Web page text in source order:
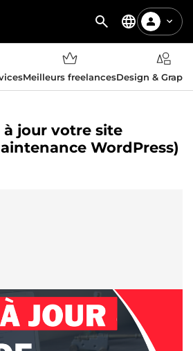
Meilleurs freelancesDesign &
jour votre site
WordPress)